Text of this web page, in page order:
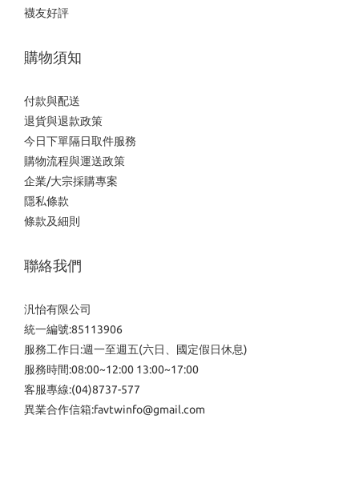
襪友好評
購物須知
付款與配送
退貨與退款政策
今日下單隔日取件服務
購物流程與運送政策
企業/大宗採購專案
隱私條款
條款及細則
聯絡我們
汎怡有限公司
統一編號:85113906
服務工作日:週一至週五(六日、國定假日休息)
服務時間:08:00~12:00 13:00~17:00
客服專線:(04)8737-577
異業合作信箱:favtwinfo@gmail.com